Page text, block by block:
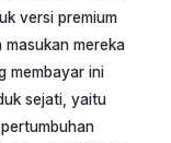
versi premium
mereka
membayar ini
sejati, yaitu